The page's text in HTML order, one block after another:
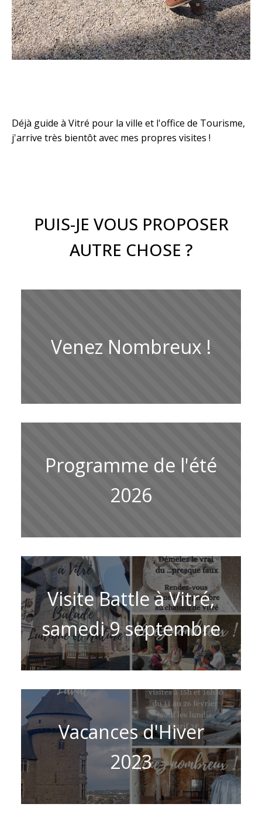
Déjà guide à Vitré pour la ville et l'office de Tourisme,
j'arrive très bientôt avec mes propres visites !
PUIS-JE VOUS PROPOSER
AUTRE CHOSE ?
Venez Nombreux !
Programme de l'été
2026
Visite Battle à Vitré,
samedi 9 septembre
Vacances d'Hiver
2023